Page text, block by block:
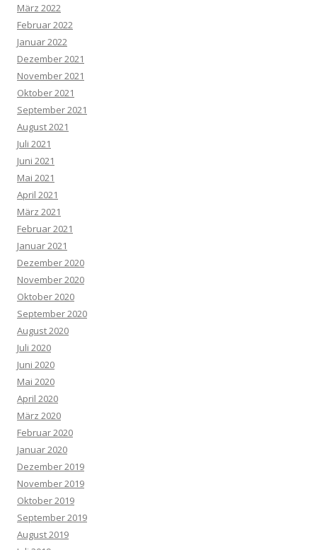
März 2022
Februar 2022
Januar 2022
Dezember 2021
November 2021
Oktober 2021
September 2021
August 2021
Juli 2021
Juni 2021
Mai 2021
April 2021
März 2021
Februar 2021
Januar 2021
Dezember 2020
November 2020
Oktober 2020
September 2020
August 2020
Juli 2020
Juni 2020
Mai 2020
April 2020
März 2020
Februar 2020
Januar 2020
Dezember 2019
November 2019
Oktober 2019
September 2019
August 2019